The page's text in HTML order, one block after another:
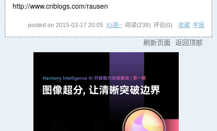
http://www.cnblogs.com/rausen
posted on 2015-03-17 20:05 Xs酱~ 阅读(238) 评论(0) 收藏 举报
刷新页面 返回顶部